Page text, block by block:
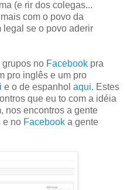
(e rir dos colegas...
com o povo da
legal se o povo aderir
grupos no Facebook pra
pro inglês e um pro
e o de espanhol aqui. Estes
que eu to com a idéia
nos encontros a gente
e no Facebook a gente